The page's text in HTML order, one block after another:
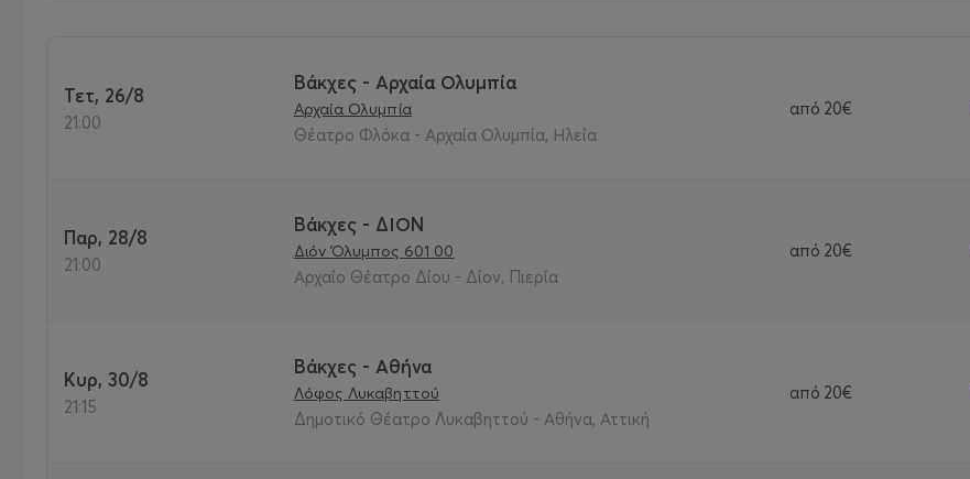
Τετ, 26/8
21:00
Βάκχες - Αρχαία Ολυμπία
Αρχαία Ολυμπία
Θέατρο Φλόκα - Αρχαία Ολυμπία, Ηλεία
από 20€
Παρ, 28/8
21:00
Βάκχες - ΔΙΟΝ
Διόν Όλυμπος 601 00
Αρχαίο Θέατρο Δίου - Δίον, Πιερία
από 20€
Κυρ, 30/8
21:15
Βάκχες - Αθήνα
Λόφος Λυκαβηττού
Δημοτικό Θέατρο Λυκαβηττού - Αθήνα, Αττική
από 20€